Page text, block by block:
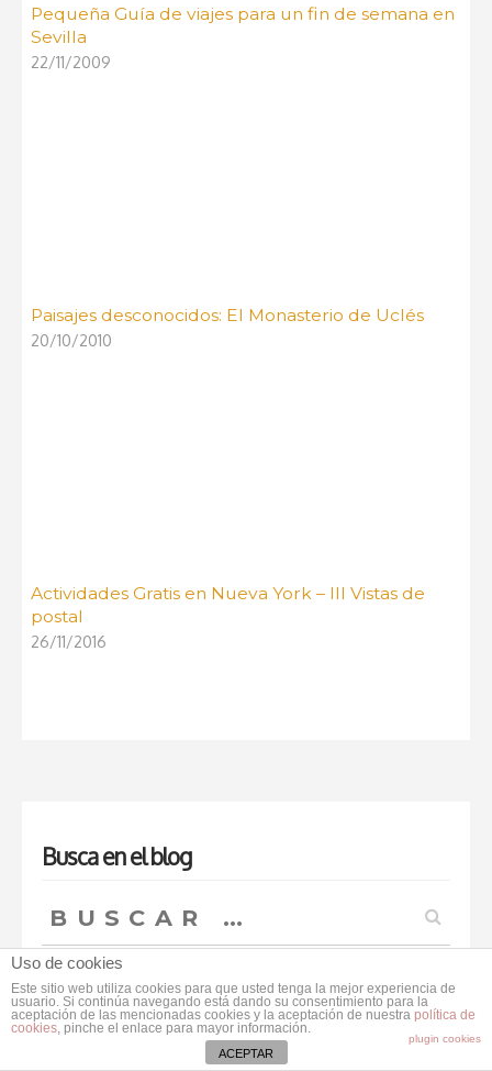
Pequeña Guía de viajes para un fin de semana en
Sevilla
22/11/2009
Paisajes desconocidos: El Monasterio de Uclés
20/10/2010
Actividades Gratis en Nueva York – III Vistas de
postal
26/11/2016
Busca en el blog
Buscar:
¿Te gusta? Suscríbete
Email
Uso de cookies
Este sitio web utiliza cookies para que usted tenga la mejor experiencia de
usuario. Si continúa navegando está dando su consentimiento para la
aceptación de las mencionadas cookies y la aceptación de nuestra política de
cookies, pinche el enlace para mayor información.
plugin cookies
ACEPTAR